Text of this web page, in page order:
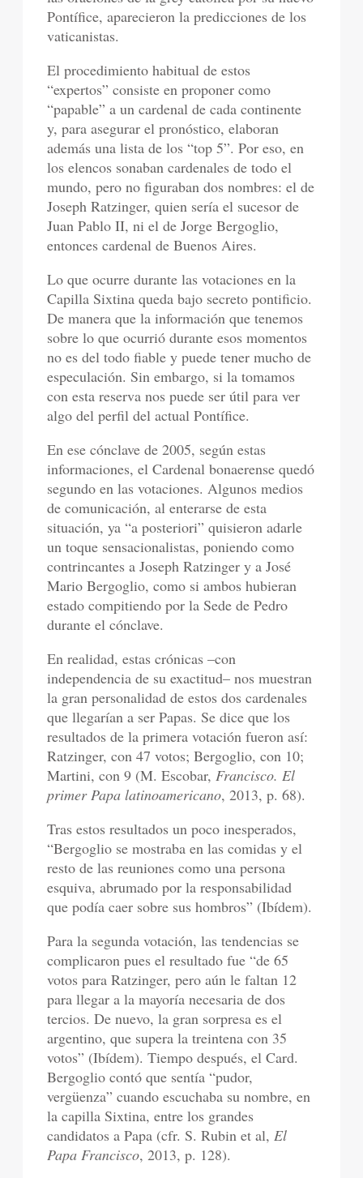
Pontífice, aparecieron la predicciones de los
vaticanistas.
El procedimiento habitual de estos
“expertos” consiste en proponer como
“papable” a un cardenal de cada continente
y, para asegurar el pronóstico, elaboran
además una lista de los “top 5”. Por eso, en
los elencos sonaban cardenales de todo el
mundo, pero no figuraban dos nombres: el de
Joseph Ratzinger, quien sería el sucesor de
Juan Pablo II, ni el de Jorge Bergoglio,
entonces cardenal de Buenos Aires.
Lo que ocurre durante las votaciones en la
Capilla Sixtina queda bajo secreto pontificio.
De manera que la información que tenemos
sobre lo que ocurrió durante esos momentos
no es del todo fiable y puede tener mucho de
especulación. Sin embargo, si la tomamos
con esta reserva nos puede ser útil para ver
algo del perfil del actual Pontífice.
En ese cónclave de 2005, según estas
informaciones, el Cardenal bonaerense quedó
segundo en las votaciones. Algunos medios
de comunicación, al enterarse de esta
situación, ya “a posteriori” quisieron adarle
un toque sensacionalistas, poniendo como
contrincantes a Joseph Ratzinger y a José
Mario Bergoglio, como si ambos hubieran
estado compitiendo por la Sede de Pedro
durante el cónclave.
En realidad, estas crónicas –con
independencia de su exactitud– nos muestran
la gran personalidad de estos dos cardenales
que llegarían a ser Papas. Se dice que los
resultados de la primera votación fueron así:
Ratzinger, con 47 votos; Bergoglio, con 10;
Martini, con 9 (M. Escobar,Francisco. El
primer Papa latinoamericano, 2013, p. 68).
Tras estos resultados un poco inesperados,
“Bergoglio se mostraba en las comidas y el
resto de las reuniones como una persona
esquiva, abrumado por la responsabilidad
que podía caer sobre sus hombros” (Ibídem).
Para la segunda votación, las tendencias se
complicaron pues el resultado fue “de 65
votos para Ratzinger, pero aún le faltan 12
para llegar a la mayoría necesaria de dos
tercios. De nuevo, la gran sorpresa es el
argentino, que supera la treintena con 35
votos” (Ibídem). Tiempo después, el Card.
Bergoglio contó que sentía “pudor,
vergüenza” cuando escuchaba su nombre, en
la capilla Sixtina, entre los grandes
candidatos a Papa (cfr. S. Rubin et al,El
Papa Francisco, 2013, p. 128).